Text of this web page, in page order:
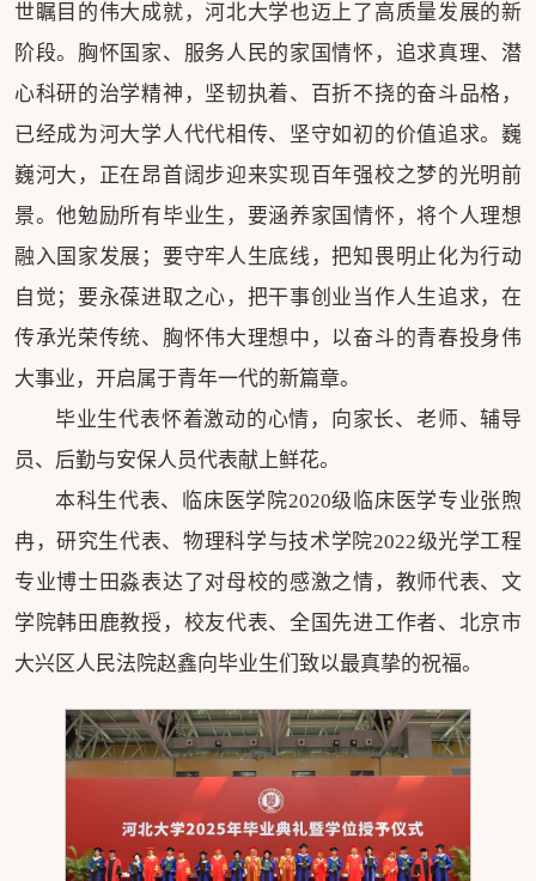
世瞩目的伟大成就，河北大学也迈上了高质量发展的新
阶段。胸怀国家、服务人民的家国情怀，追求真理、潜
心科研的治学精神，坚韧执着、百折不挠的奋斗品格，
已经成为河大学人代代相传、坚守如初的价值追求。巍
巍河大，正在昂首阔步迎来实现百年强校之梦的光明前
景。他勉励所有毕业生，要涵养家国情怀，将个人理想
融入国家发展；要守牢人生底线，把知畏明止化为行动
自觉；要永葆进取之心，把干事创业当作人生追求，在
传承光荣传统、胸怀伟大理想中，以奋斗的青春投身伟
大事业，开启属于青年一代的新篇章。
毕业生代表怀着激动的心情，向家长、老师、辅导
员、后勤与安保人员代表献上鲜花。
本科生代表、临床医学院2020级临床医学专业张煦
冉，研究生代表、物理科学与技术学院2022级光学工程
专业博士田淼表达了对母校的感激之情，教师代表、文
学院韩田鹿教授，校友代表、全国先进工作者、北京市
大兴区人民法院赵鑫向毕业生们致以最真挚的祝福。